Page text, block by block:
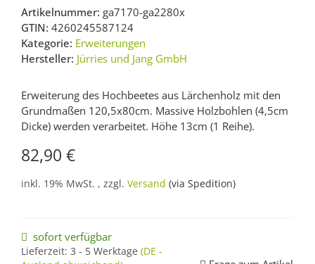
Artikelnummer: ga7170-ga2280x
GTIN: 4260245587124
Kategorie: Erweiterungen
Hersteller: Jürries und Jang GmbH
Erweiterung des Hochbeetes aus Lärchenholz mit den
Grundmaßen 120,5x80cm. Massive Holzbohlen (4,5cm
Dicke) werden verarbeitet. Höhe 13cm (1 Reihe).
82,90 €
inkl. 19% MwSt. , zzgl. Versand (via Spedition)
sofort verfügbar
Lieferzeit: 3 - 5 Werktage (DE -